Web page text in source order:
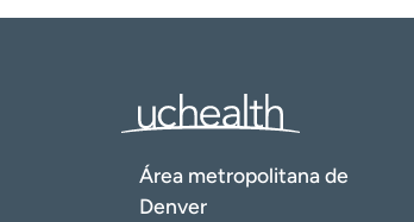
Área metropolitana de
Denver